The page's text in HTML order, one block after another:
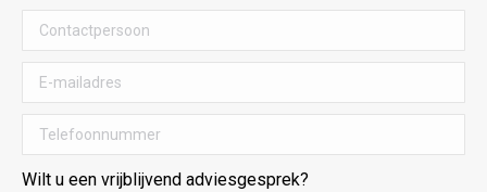
Wilt u een vrijblijvend adviesgesprek?